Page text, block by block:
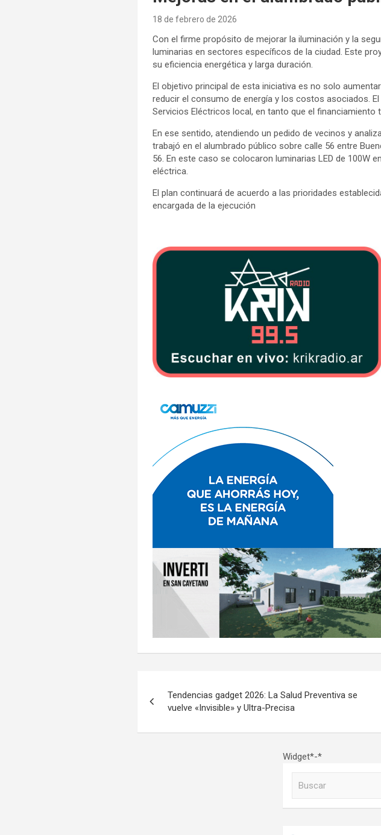
18 de febrero de 2026
Con el firme propósito de mejorar la iluminación y la
luminarias en sectores específicos de la ciudad. Este
su eficiencia energética y larga duración.
El objetivo principal de esta iniciativa es no solo
reducir el consumo de energía y los costos asociados.
Servicios Eléctricos local, en tanto que el financiamiento
En ese sentido, atendiendo un pedido de vecinos y
trabajó en el alumbrado público sobre calle 56 entre
56. En este caso se colocaron luminarias LED de 100W
eléctrica.
El plan continuará de acuerdo a las prioridades
encargada de la ejecución
de
entradas
Tendencias gadget 2026: La Salud Preventiva se
vuelve «Invisible» y Ultra-Precisa
Widget*-*